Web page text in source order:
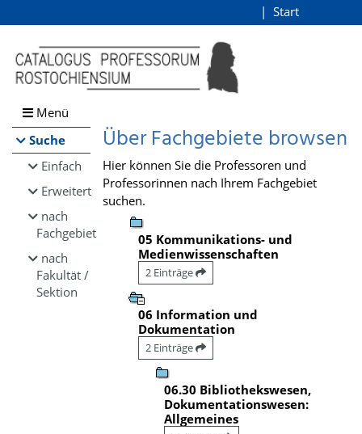
Browsen
direkt zum Inhalt
Start
Menü
Suche
Einfach
Erweitert
nach
Fachgebiet
nach
Fakultät /
Sektion
Über Fachgebiete browsen
Hier können Sie die Professoren und
Professorinnen nach Ihrem Fachgebiet
suchen.
05 Kommunikations- und
Medienwissenschaften
2 Einträge
06 Information und
Dokumentation
2 Einträge
06.30 Bibliothekswesen,
Dokumentationswesen:
Allgemeines